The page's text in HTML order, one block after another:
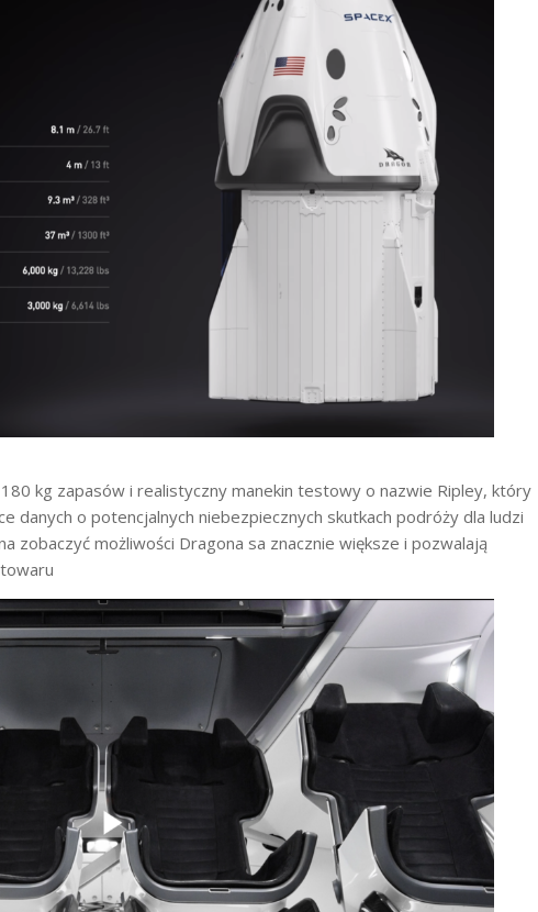
kg zapasów i realistyczny manekin testowy o nazwie Ripley, który
danych o potencjalnych niebezpiecznych skutkach podróży dla ludzi
zobaczyć możliwości Dragona sa znacznie większe i pozwalają